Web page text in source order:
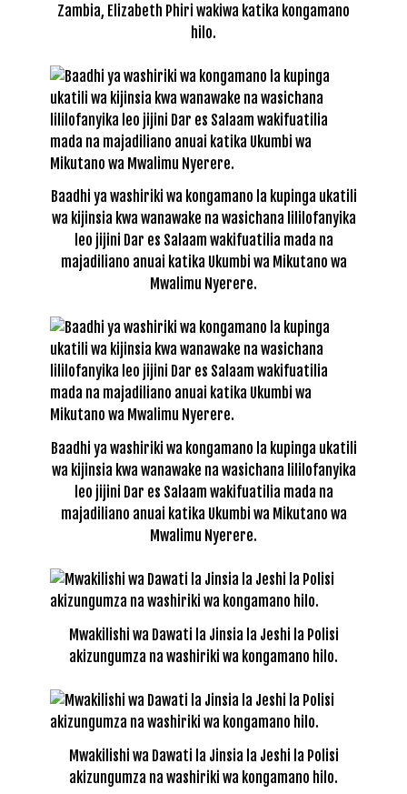
Zambia, Elizabeth Phiri wakiwa katika kongamano
hilo.
Baadhi ya washiriki wa kongamano la kupinga ukatili
wa kijinsia kwa wanawake na wasichana lililofanyika
leo jijini Dar es Salaam wakifuatilia mada na
majadiliano anuai katika Ukumbi wa Mikutano wa
Mwalimu Nyerere.
Baadhi ya washiriki wa kongamano la kupinga ukatili
wa kijinsia kwa wanawake na wasichana lililofanyika
leo jijini Dar es Salaam wakifuatilia mada na
majadiliano anuai katika Ukumbi wa Mikutano wa
Mwalimu Nyerere.
Mwakilishi wa Dawati la Jinsia la Jeshi la Polisi
akizungumza na washiriki wa kongamano hilo.
Mwakilishi wa Dawati la Jinsia la Jeshi la Polisi
akizungumza na washiriki wa kongamano hilo.